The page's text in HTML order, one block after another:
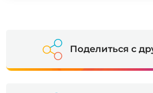
Поделиться с